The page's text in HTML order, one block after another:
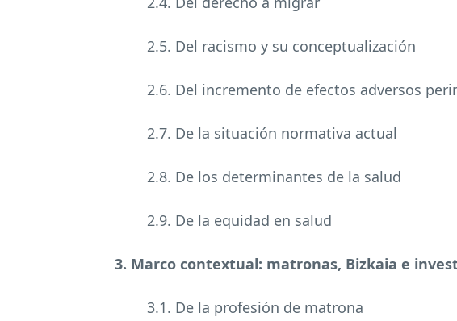
2.5. Del racismo y su conceptualización
2.6. Del incremento de efectos adversos
2.7. De la situación normativa actual
2.8. De los determinantes de la salud
2.9. De la equidad en salud
3. Marco contextual: matronas, Bizkaia e
3.1. De la profesión de matrona